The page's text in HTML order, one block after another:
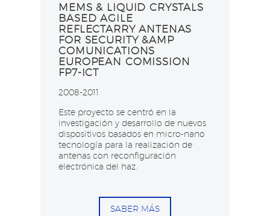
MEMS & LIQUID CRYSTALS
BASED AGILE
REFLECTARRY ANTENAS
FOR SECURITY &AMP
COMUNICATIONS​
EUROPEAN COMISSION
FP7-ICT
2008-2011
Este proyecto se centró en la
investigación y desarrollo de nuevos
dispositivos basados en micro-nano
tecnología para la realización de
antenas con reconfiguración
electrónica del haz​.
SABER MÁS